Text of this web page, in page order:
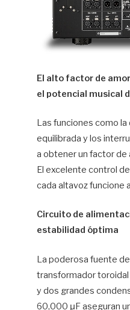
El alto factor de
el potencial musical
Las funciones como
equilibrada y los
a obtener un factor
El excelente control
cada altavoz funcione
Circuito de
estabilidad óptima
La poderosa fuente
transformador
y dos grandes
60,000 μF aseguran